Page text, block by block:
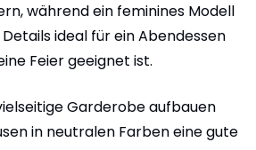
während ein feminines Modell
ideal für ein Abendessen
Feier geeignet ist.
Garderobe aufbauen
in neutralen Farben eine gute